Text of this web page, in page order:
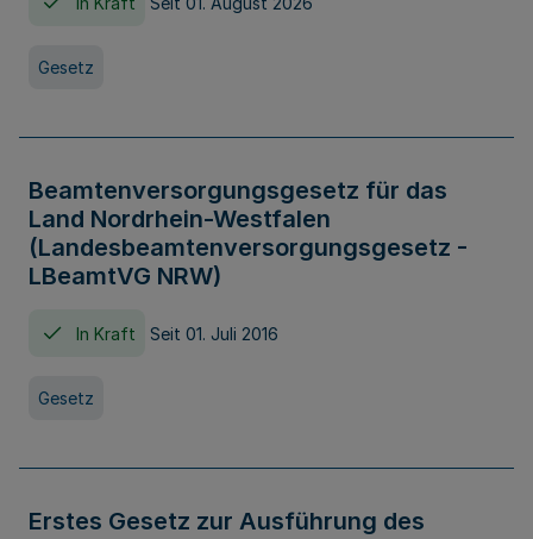
Gesetz
Beamtenversorgungsgesetz für das
Land Nordrhein-Westfalen
(Landesbeamtenversorgungsgesetz -
LBeamtVG NRW)
In Kraft Seit 01. Juli 2016
Gesetz
Erstes Gesetz zur Ausführung des